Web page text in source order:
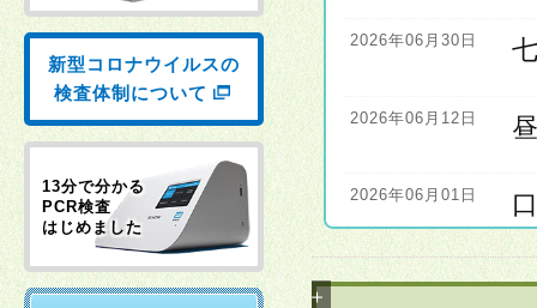
2026年06月30日
2026年06月12日
2026年06月01日
2026年06月01日
新型コロナウイルスの
検査体制について
13分で分かる
PCR検査
はじめました